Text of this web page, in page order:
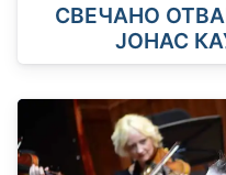
СВЕЧАНО
ЈОНАС